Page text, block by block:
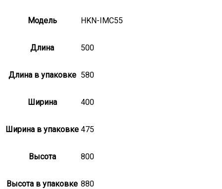
Модель HKN-IMC55
Длина 500
Длина в упаковке 580
Ширина 400
Ширина в упаковке 475
Высота 800
Высота в упаковке 880